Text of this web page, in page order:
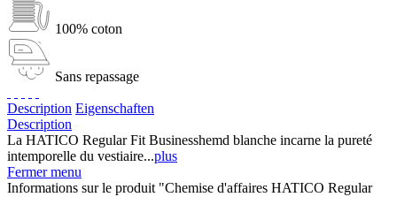
100% coton
Sans repassage
Description Eigenschaften
Description
La HATICO Regular Fit Businesshemd blanche incarne la pureté
intemporelle du vestiaire...plus
Fermer menu
Informations sur le produit "Chemise d'affaires HATICO Regular